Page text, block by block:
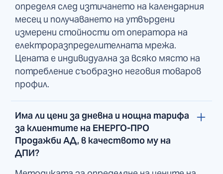
определя след изтичането на календарния
месец и получаването на утвърдени
измерени стойности от оператора на
електроразпределителната мрежа.
Цената е индивидуална за всяко място на
потребление съобразно неговия товаров
профил.
Има ли цени за дневна и нощна тарифа
за клиентите на ЕНЕРГО-ПРО
Продажби АД, в качеството му на
ДПИ?